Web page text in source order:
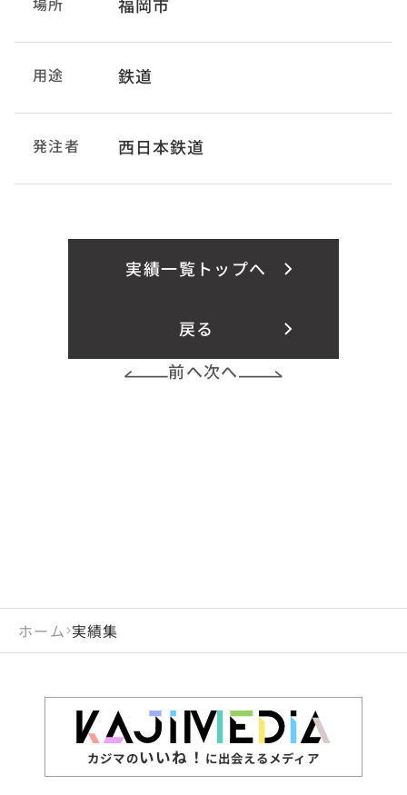
福岡市
用途 鉄道
発注者 西日本鉄道
実績一覧トップへ
戻る
前へ次へ
ホーム 実績集
カジマのいいね！ に出会えるメディア